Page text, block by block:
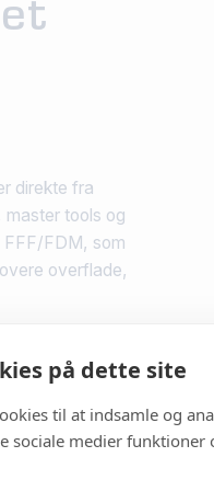
på dette site
til at indsamle og
sociale medier
direkte fra
master tools og
FFF/FDM, som
overflade,